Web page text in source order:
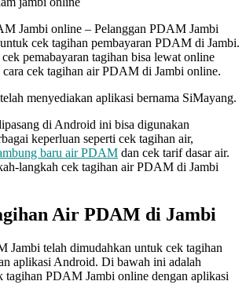
Jambi online – Pelanggan PDAM Jambi
cek tagihan pembayaran PDAM di Jambi.
pemabayaran tagihan bisa lewat online
cek tagihan air PDAM di Jambi online.
menyediakan aplikasi bernama SiMayang.
di Android ini bisa digunakan
keperluan seperti cek tagihan air,
baru air PDAM dan cek tarif dasar air.
langkah cek tagihan air PDAM di Jambi
Air PDAM di Jambi
Jambi telah dimudahkan untuk cek tagihan
aplikasi Android. Di bawah ini adalah
tagihan PDAM Jambi online dengan aplikasi